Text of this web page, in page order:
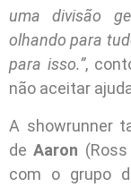
uma divisão
olhando para
para isso.”,
não aceitar
A showrunner
deAaron
com o grupo